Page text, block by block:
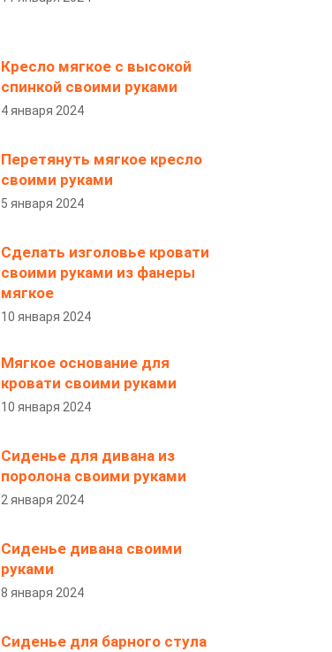
Кресло мягкое с высокой
спинкой своими руками
4 января 2024
Перетянуть мягкое кресло
своими руками
5 января 2024
Сделать изголовье кровати
своими руками из фанеры
мягкое
10 января 2024
Мягкое основание для
кровати своими руками
10 января 2024
Сиденье для дивана из
поролона своими руками
2 января 2024
Сиденье дивана своими
руками
8 января 2024
Сиденье для барного стула